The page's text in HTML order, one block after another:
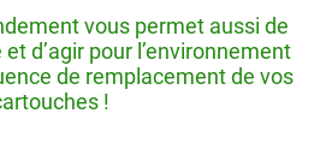
vous permet aussi de
d’agir pour l’environnement
de remplacement de vos
!